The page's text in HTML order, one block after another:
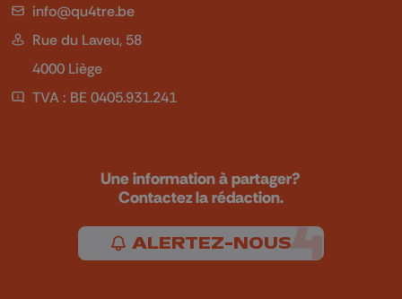
info@qu4tre.be
Rue du Laveu, 58
4000 Liège
TVA : BE 0405.931.241
Une information à partager?
Contactez la rédaction.
ALERTEZ-NOUS